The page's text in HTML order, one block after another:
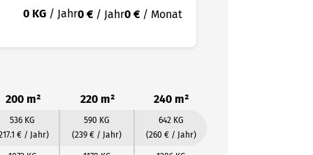
0 KG / Jahr0 € / Jahr0 € / Monat
200 m² 220 m² 240 m²
536 KG
€ / Jahr)
590 KG
(239 € / Jahr)
642 KG
(260 € / Jahr)